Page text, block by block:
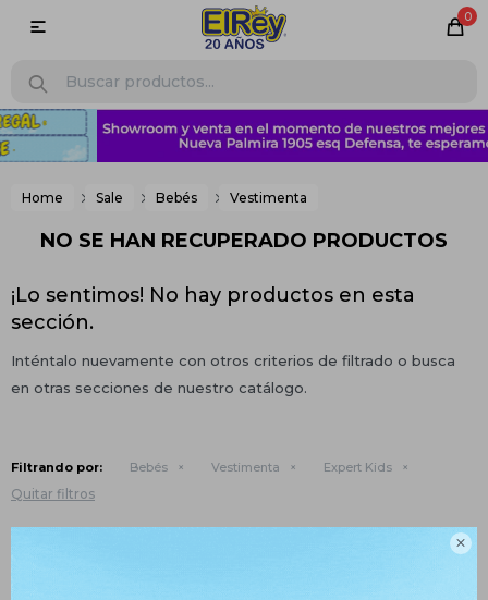

0

Home Sale Bebés Vestimenta
NO SE HAN RECUPERADO PRODUCTOS
¡Lo sentimos! No hay productos en esta
sección.
Inténtalo nuevamente con otros criterios de filtrado o busca
en otras secciones de nuestro catálogo.
Filtrando por: Bebés Vestimenta Expert Kids
Quitar filtros